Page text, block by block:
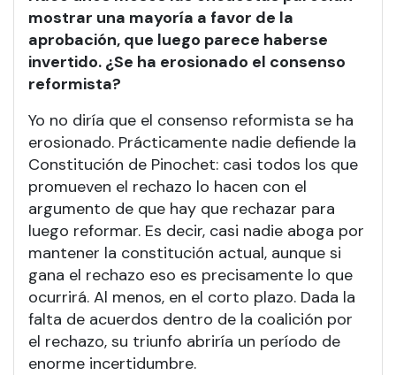
mostrar una mayoría a favor de la
aprobación, que luego parece haberse
invertido. ¿Se ha erosionado el consenso
reformista?
Yo no diría que el consenso reformista se ha
erosionado. Prácticamente nadie defiende la
Constitución de Pinochet: casi todos los que
promueven el rechazo lo hacen con el
argumento de que hay que rechazar para
luego reformar. Es decir, casi nadie aboga por
mantener la constitución actual, aunque si
gana el rechazo eso es precisamente lo que
ocurrirá. Al menos, en el corto plazo. Dada la
falta de acuerdos dentro de la coalición por
el rechazo, su triunfo abriría un período de
enorme incertidumbre.